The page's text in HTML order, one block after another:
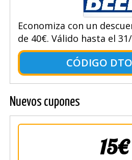
Economiza con un
de 40€. Válido hasta el
CÓDIGO
Nuevos cupones
15€